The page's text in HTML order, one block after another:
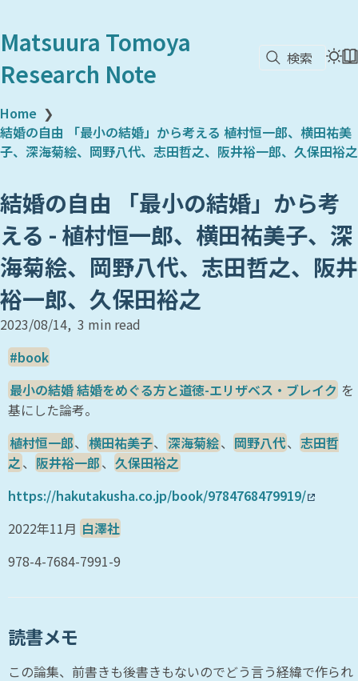
Matsuura Tomoya
Research Note
検索
Home ❯
結婚の自由 「最小の結婚」から考える 植村恒一郎、横田祐美
子、深海菊絵、岡野八代、志田哲之、阪井裕一郎、久保田裕之
結婚の自由 「最小の結婚」から考
える - 植村恒一郎、横田祐美子、深
海菊絵、岡野八代、志田哲之、阪井
裕一郎、久保田裕之
2023/08/14 3 min read
book
最小の結婚 結婚をめぐる方と道徳-エリザベス・ブレイク を
基にした論考。
植村恒一郎、 横田祐美子、 深海菊絵、 岡野八代、 志田哲
之、 阪井裕一郎、 久保田裕之
https://hakutakusha.co.jp/book/9784768479919/
2022年11月 白澤社
978-4-7684-7991-9
読書メモ
この論集、前書きも後書きもないのでどう言う経緯で作られ